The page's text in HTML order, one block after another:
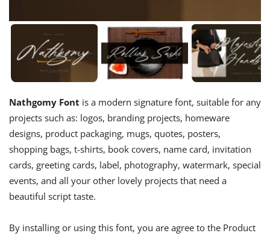
Nathgomy Font is a modern signature font, suitable for any
projects such as: logos, branding projects, homeware
designs, product packaging, mugs, quotes, posters,
shopping bags, t-shirts, book covers, name card, invitation
cards, greeting cards, label, photography, watermark, special
events, and all your other lovely projects that need a
beautiful script taste.
By installing or using this font, you are agree to the Product